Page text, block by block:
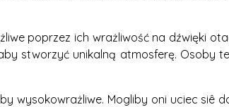
poprzez ich wrażliwość na dźwięki
stworzyć unikalną atmosferę. Osoby
wysokowrażliwe. Mogliby oni uciec siê